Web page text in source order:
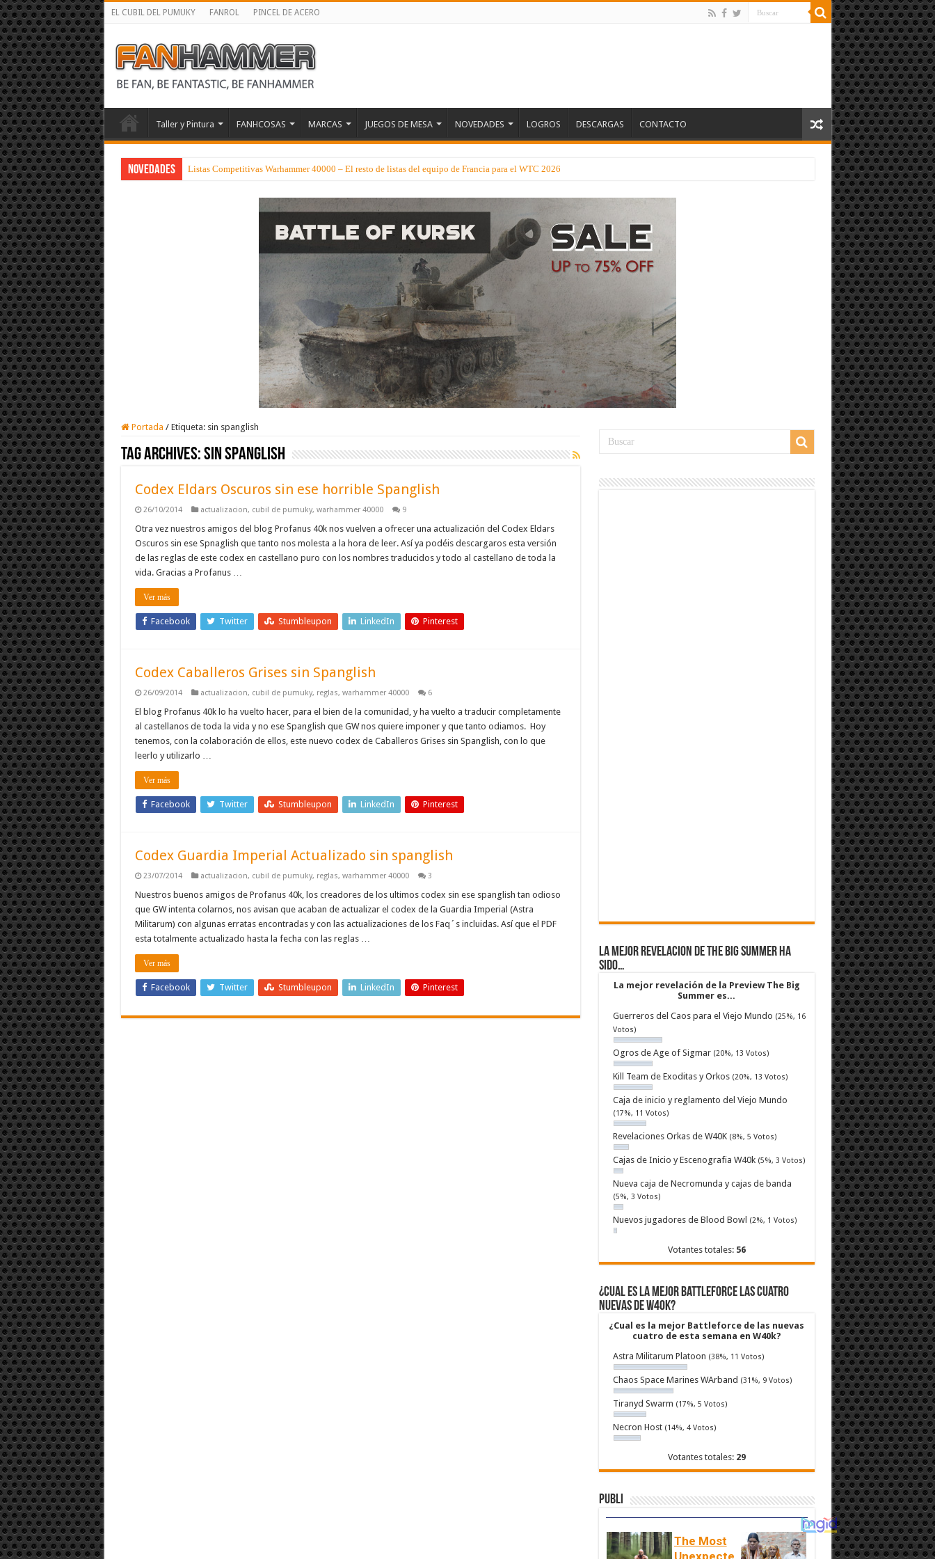
EL CUBIL DEL PUMUKY FANROL PINCEL DE ACERO
Taller y Pintura FANHCOSAS MARCAS JUEGOS DE MESA NOVEDADES LOGROS DESCARGAS CONTACTO
NOVEDADES Listas Competitivas Warhammer 40000 – El resto de listas del equipo de Francia para el WTC 2026
Portada / Etiqueta: sin spanglish
Tag Archives:sin spanglish
Codex Eldars Oscuros sin ese horrible Spanglish
26/10/2014 actualizacion, cubil de pumuky, warhammer 40000 9
Otra vez nuestros amigos del blog Profanus 40k nos vuelven a ofrecer una actualización del Codex Eldars
Oscuros sin ese Spnaglish que tanto nos molesta a la hora de leer. Así ya podéis descargaros esta versión
de las reglas de este codex en castellano puro con los nombres traducidos y todo al castellano de toda la
vida. Gracias a Profanus …
Ver más
Facebook Twitter Stumbleupon LinkedIn Pinterest
Codex Caballeros Grises sin Spanglish
26/09/2014 actualizacion, cubil de pumuky, reglas, warhammer 40000 6
El blog Profanus 40k lo ha vuelto hacer, para el bien de la comunidad, y ha vuelto a traducir completamente
al castellanos de toda la vida y no ese Spanglish que GW nos quiere imponer y que tanto odiamos. Hoy
tenemos, con la colaboración de ellos, este nuevo codex de Caballeros Grises sin Spanglish, con lo que
leerlo y utilizarlo …
Ver más
Facebook Twitter Stumbleupon LinkedIn Pinterest
Codex Guardia Imperial Actualizado sin spanglish
23/07/2014 actualizacion, cubil de pumuky, reglas, warhammer 40000 3
Nuestros buenos amigos de Profanus 40k, los creadores de los ultimos codex sin ese spanglish tan odioso
que GW intenta colarnos, nos avisan que acaban de actualizar el codex de la Guardia Imperial (Astra
Militarum) con algunas erratas encontradas y con las actualizaciones de los Faq´s incluidas. Así que el PDF
esta totalmente actualizado hasta la fecha con las reglas …
Ver más
Facebook Twitter Stumbleupon LinkedIn Pinterest
La mejor revelacion de The Big Summer ha
sido…
La mejor revelación de la Preview The Big
Summer es...
Guerreros del Caos para el Viejo Mundo (25%, 16
Votos)
Ogros de Age of Sigmar (20%, 13 Votos)
Kill Team de Exoditas y Orkos (20%, 13 Votos)
Caja de inicio y reglamento del Viejo Mundo
(17%, 11 Votos)
Revelaciones Orkas de W40K (8%, 5 Votos)
Cajas de Inicio y Escenografia W40k (5%, 3 Votos)
Nueva caja de Necromunda y cajas de banda
(5%, 3 Votos)
Nuevos jugadores de Blood Bowl (2%, 1 Votos)
Votantes totales: 56
¿Cual es la mejor Battleforce las cuatro
nuevas de W40k?
¿Cual es la mejor Battleforce de las nuevas
cuatro de esta semana en W40k?
Astra Militarum Platoon (38%, 11 Votos)
Chaos Space Marines WArband (31%, 9 Votos)
Tiranyd Swarm (17%, 5 Votos)
Necron Host (14%, 4 Votos)
Votantes totales: 29
Publi
The Most
Unexpecte